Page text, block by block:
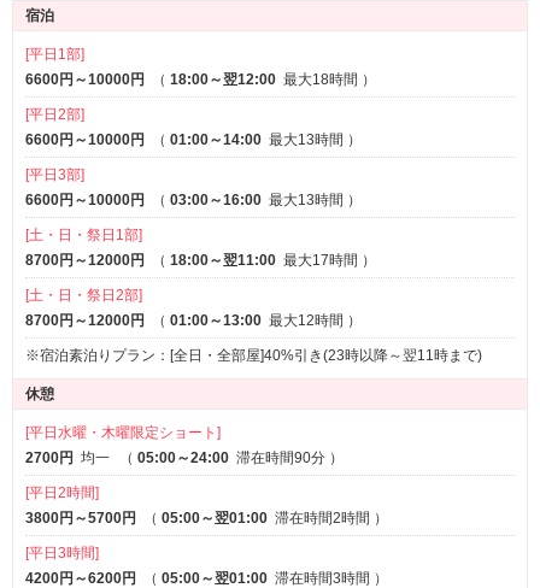
るお部屋を提供していいきますので、ご期待下さい。
選ばれるお部屋プロジェクト！
①カラオケシステム入れ替え完了！
JOYSOUNDの良質な音響と歌いたい歌が必ず見つかる２３万曲収
容！
カラオケボックスと同じキョクナビ（デンモク）でのリクエスト！
カップル・友人・ご夫婦でカラオケボックス代わりにお使いいただ
けます。
②全室５０インチ以上のテレビに入れ替え完了！
お客様に大迫力の映像と音響をご提供致します。スイート以上のお
部屋にはブルーレイプレイヤーを完備いたしました。持ち込みの映
ダルトが８６０タイトル以上が見放題！
③映画を見るならホテルエル！
全部屋にブルーレイプレイヤー完備。大画面テレビと高音響スピー
カーで家とは違うプライベート空間をお楽しみ下さい。レンタル映
画の場合はレシート提示でルーム料金200円割引！
ルームサービス
宿泊
[平日1部]
6600円～10000円
（ 18:00～翌12:00 最大18時間 ）
[平日2部]
6600円～10000円
（ 01:00～14:00 最大13時間 ）
[平日3部]
6600円～10000円
（ 03:00～16:00 最大13時間 ）
[土・日・祭日1部]
8700円～12000円
（ 18:00～翌11:00 最大17時間 ）
[土・日・祭日2部]
8700円～12000円
（ 01:00～13:00 最大12時間 ）
※宿泊素泊りプラン：[全日・全部屋]40%引き(23時以降～翌11時まで)
休憩
[平日水曜・木曜限定ショート]
2700円 均一 （ 05:00～24:00 滞在時間90分 ）
[平日2時間]
3800円～5700円
（ 05:00～翌01:00 滞在時間2時間 ）
[平日3時間]
4200円～6200円
（ 05:00～翌01:00 滞在時間3時間 ）